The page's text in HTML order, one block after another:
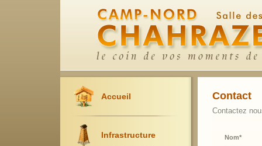
Accueil
Infrastructure
Contact
Contactez
Nom*